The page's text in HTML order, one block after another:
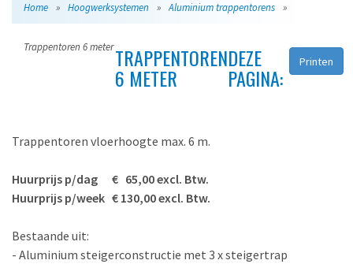
Home » Hoogwerksystemen » Aluminium trappentorens »
Trappentoren 6 meterTRAPPENTOREN
6 METER
DEZE
PAGINA:
Printen
Trappentoren vloerhoogte max. 6 m.
Huurprijs p/dag € 65,00 excl. Btw.
Huurprijs p/week € 130,00 excl. Btw.
Bestaande uit:
- Aluminium steigerconstructie met 3 x steigertrap